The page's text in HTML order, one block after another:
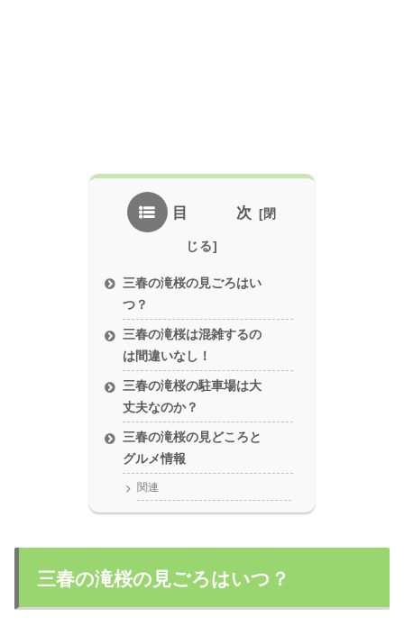
目 次
三春の滝桜の見ごろはい
つ？
三春の滝桜は混雑するの
は間違いなし！
三春の滝桜の駐車場は大
丈夫なのか？
三春の滝桜の見どころと
グルメ情報
関連
三春の滝桜の見ごろはいつ？